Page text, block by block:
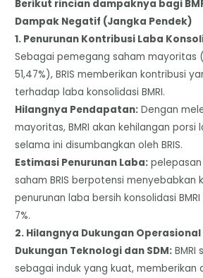
​Berikut rincian dampaknya bagi
​Dampak Negatif (Jangka Pendek)
​1. Penurunan Kontribusi Laba
​Sebagai pemegang saham mayoritas
51,47%), BRIS memberikan kontribusi
terhadap laba konsolidasi BMRI.
​Hilangnya Pendapatan: Dengan
mayoritas, BMRI akan kehilangan porsi
selama ini disumbangkan oleh BRIS.
​Estimasi Penurunan Laba:
saham BRIS berpotensi menyebabkan
penurunan laba bersih konsolidasi
7%.
​2. Hilangnya Dukungan Operasional
​Dukungan Teknologi dan SDM: BMRI
sebagai induk yang kuat, memberikan